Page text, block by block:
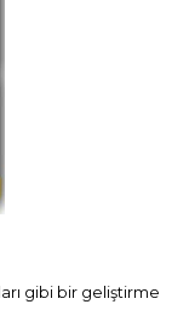
gibi bir geliştirme